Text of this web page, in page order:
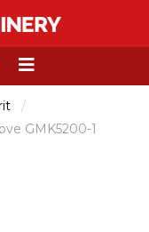
GMK5200-1